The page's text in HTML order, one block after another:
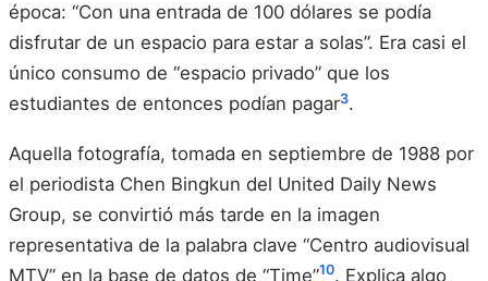
época: “Con una entrada de 100 dólares se podía
disfrutar de un espacio para estar a solas”. Era casi el
único consumo de “espacio privado” que los
estudiantes de entonces podían pagar3.
Aquella fotografía, tomada en septiembre de 1988 por
el periodista Chen Bingkun del United Daily News
Group, se convirtió más tarde en la imagen
representativa de la palabra clave “Centro audiovisual
MTV” en la base de datos de “Time”10. Explica algo